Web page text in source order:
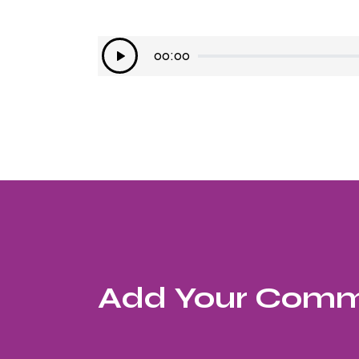
Lecteur
audio
00:00
Add Your